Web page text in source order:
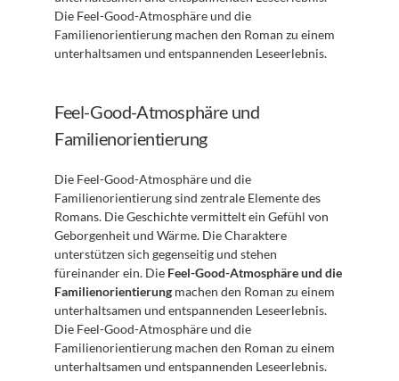
Die Feel-Good-Atmosphäre und die
Familienorientierung machen den Roman zu einem
unterhaltsamen und entspannenden Leseerlebnis.
Feel-Good-Atmosphäre und
Familienorientierung
Die Feel-Good-Atmosphäre und die
Familienorientierung sind zentrale Elemente des
Romans. Die Geschichte vermittelt ein Gefühl von
Geborgenheit und Wärme. Die Charaktere
unterstützen sich gegenseitig und stehen
füreinander ein. Die Feel-Good-Atmosphäre und die
Familienorientierung machen den Roman zu einem
unterhaltsamen und entspannenden Leseerlebnis.
Die Feel-Good-Atmosphäre und die
Familienorientierung machen den Roman zu einem
unterhaltsamen und entspannenden Leseerlebnis.